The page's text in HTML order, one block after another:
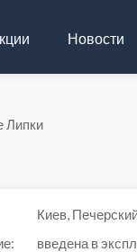
Новости
Липки
Киев,
введена в